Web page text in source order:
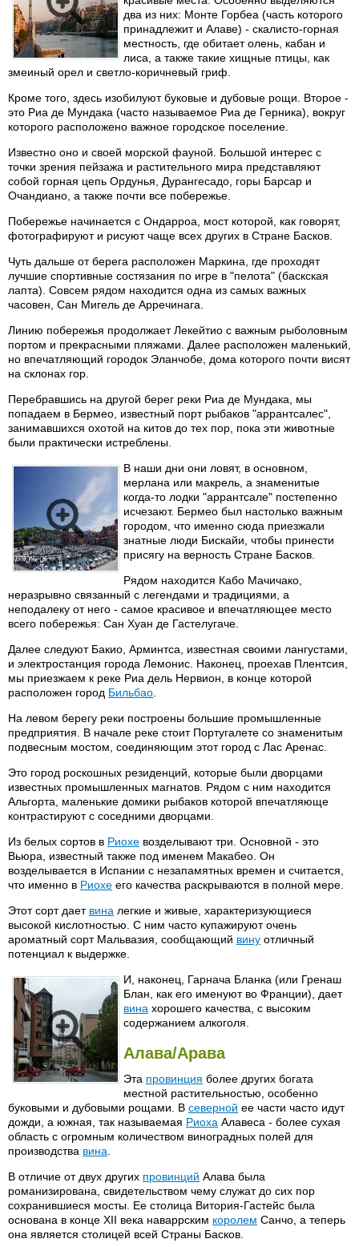
два из них: Монте Горбеа (часть которого
принадлежит и Алаве) - скалисто-горная
местность, где обитает олень, кабан и
лиса, а также такие хищные птицы, как
змеиный орел и светло-коричневый гриф.
Кроме того, здесь изобилуют буковые и дубовые рощи. Второе -
это Риа де Мундака (часто называемое Риа де Герника), вокруг
которого расположено важное городское поселение.
Известно оно и своей морской фауной. Большой интерес с
точки зрения пейзажа и растительного мира представляют
собой горная цепь Ордунья, Дурангесадо, горы Барсар и
Очандиано, а также почти все побережье.
Побережье начинается с Ондарроа, мост которой, как говорят,
фотографируют и рисуют чаще всех других в Стране Басков.
Чуть дальше от берега расположен Маркина, где проходят
лучшие спортивные состязания по игре в "пелота" (баскская
лапта). Совсем рядом находится одна из самых важных
часовен, Сан Мигель де Арречинага.
Линию побережья продолжает Лекейтио с важным рыболовным
портом и прекрасными пляжами. Далее расположен маленький,
но впечатляющий городок Эланчобе, дома которого почти висят
на склонах гор.
Перебравшись на другой берег реки Риа де Мундака, мы
попадаем в Бермео, известный порт рыбаков "аррантсалес",
занимавшихся охотой на китов до тех пор, пока эти животные
были практически истреблены.
В наши дни они ловят, в основном,
мерлана или макрель, а знаменитые
когда-то лодки "аррантсале" постепенно
исчезают. Бермео был настолько важным
городом, что именно сюда приезжали
знатные люди Бискайи, чтобы принести
присягу на верность Стране Басков.
Рядом находится Кабо Мачичако,
неразрывно связанный с легендами и традициями, а
неподалеку от него - самое красивое и впечатляющее место
всего побережья: Сан Хуан де Гастелугаче.
Далее следуют Бакио, Арминтса, известная своими лангустами,
и электростанция города Лемонис. Наконец, проехав Плентсия,
мы приезжаем к реке Риа дель Нервион, в конце которой
расположен город Бильбао
На левом берегу реки построены большие промышленные
предприятия. В начале реке стоит Португалете со знаменитым
подвесным мостом, соединяющим этот город с Лас Аренас.
Это город роскошных резиденций, которые были дворцами
известных промышленных магнатов. Рядом с ним находится
Альгорта, маленькие домики рыбаков которой впечатляюще
контрастируют с соседними дворцами.
Из белых сортов в Риохе возделывают три. Основной - это
Вьюра, известный также под именем Макабео. Он
возделывается в Испании с незапамятных времен и считается,
что именно в Риохе его качества раскрываются в полной мере.
Этот сорт дает вина легкие и живые, характеризующиеся
высокой кислотностью. С ним часто купажируют очень
ароматный сорт Мальвазия, сообщающий вину отличный
потенциал к выдержке.
И, наконец, Гарнача Бланка (или Гренаш
Блан, как его именуют во Франции), дает
вина хорошего качества, с высоким
содержанием алкоголя.
Алава/Арава
Эта провинция более других богата
местной растительностью, особенно
буковыми и дубовыми рощами. В северной ее части часто идут
дожди, а южная, так называемая Риоха Алавеса - более сухая
область с огромным количеством виноградных полей для
производства вина
В отличие от двух других провинций Алава была
романизирована, свидетельством чему служат до сих пор
сохранившиеся мосты. Ее столица Витория-Гастейс была
основана в конце XII века наваррским королем Санчо, а теперь
она является столицей всей Страны Басков.